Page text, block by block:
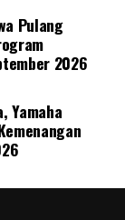
Pulang
2026
Yamaha